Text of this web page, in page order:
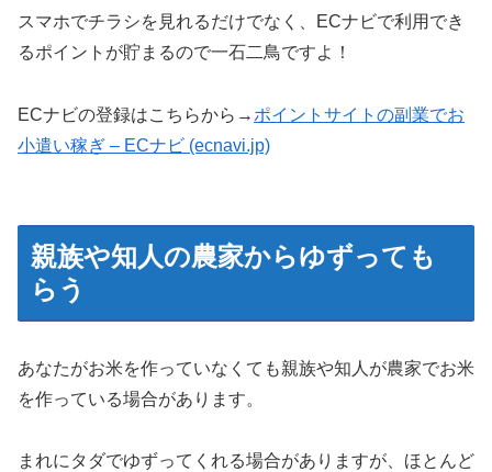
スマホでチラシを見れるだけでなく、ECナビで利用でき
るポイントが貯まるので一石二鳥ですよ！
ECナビの登録はこちらから→ ポイントサイトの副業でお
小遣い稼ぎ – ECナビ (ecnavi.jp)
親族や知人の農家からゆずっても
らう
あなたがお米を作っていなくても親族や知人が農家でお米
を作っている場合があります。
まれにタダでゆずってくれる場合がありますが、ほとんど